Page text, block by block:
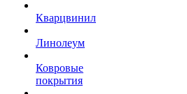
Кварцвинил
Линолеум
Ковровые
покрытия